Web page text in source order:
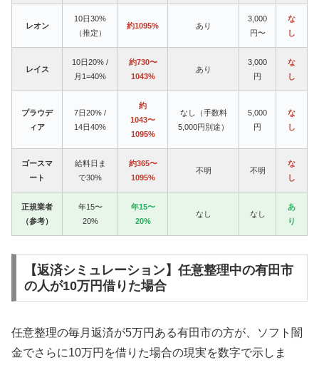
レオン
10日30%
（推定）
約1095% あり
3,000
円〜
な
し
レイス
10日20% /
月1=40%
約730〜
1043%
あり
3,000
円
な
し
プラウデ
ィア
7日20% /
14日40%
約
1043〜
1095%
なし（手数料
5,000円別途）
5,000
円
な
し
ゴースマ
ート
給料日ま
で30%
約365〜
1095%
不明 不明
な
し
正規業者
（参考）
年15〜
20%
年15〜
20%
なし なし
あ
り
【返済シミュレーション】任意整理中の有田市
の人が10万円借りた場合
任意整理の毎月返済が5万円ある有田市の方が、ソフト闇
金でさらに10万円を借りた場合の現実を数字で示しま